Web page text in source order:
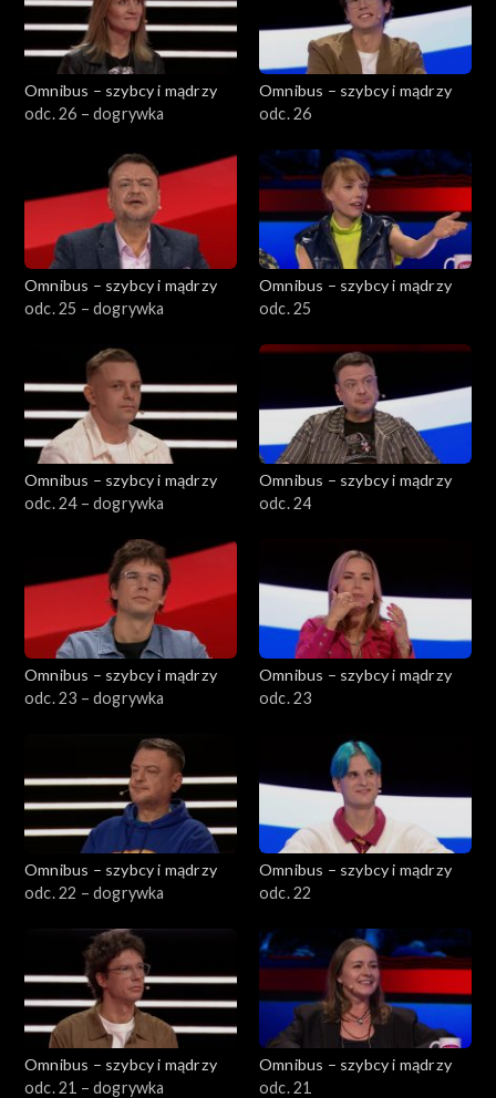
Omnibus – szybcy i mądrzy
odc. 26 – dogrywka
Omnibus – szybcy i mądrzy
odc. 26
Omnibus – szybcy i mądrzy
odc. 25 – dogrywka
Omnibus – szybcy i mądrzy
odc. 25
Omnibus – szybcy i mądrzy
odc. 24 – dogrywka
Omnibus – szybcy i mądrzy
odc. 24
Omnibus – szybcy i mądrzy
odc. 23 – dogrywka
Omnibus – szybcy i mądrzy
odc. 23
Omnibus – szybcy i mądrzy
odc. 22 – dogrywka
Omnibus – szybcy i mądrzy
odc. 22
Omnibus – szybcy i mądrzy
odc. 21 – dogrywka
Omnibus – szybcy i mądrzy
odc. 21